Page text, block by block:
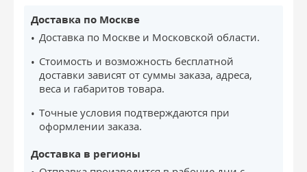
Доставка по Москве
Доставка по Москве и Московской области.
Стоимость и возможность бесплатной
доставки зависят от суммы заказа, адреса,
веса и габаритов товара.
Точные условия подтверждаются при
оформлении заказа.
Доставка в регионы